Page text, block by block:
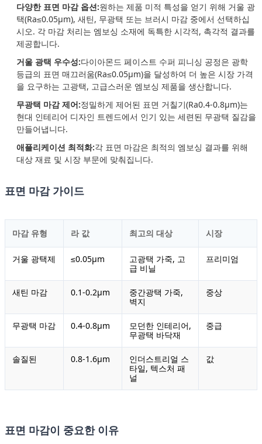
다양한 표면 마감 옵션:원하는 제품 미적 특성을 얻기 위해 거울 광
택(Ra≤0.05μm), 새틴, 무광택 또는 브러시 마감 중에서 선택하십
시오. 각 마감 처리는 엠보싱 소재에 독특한 시각적, 촉각적 결과를
제공합니다.
거울 광택 우수성:다이아몬드 페이스트 수퍼 피니싱 공정은 광학
등급의 표면 매끄러움(Ra≤0.05μm)을 달성하여 더 높은 시장 가격
을 요구하는 고광택, 고급스러운 엠보싱 제품을 생산합니다.
무광택 마감 제어:정밀하게 제어된 표면 거칠기(Ra0.4-0.8μm)는
현대 인테리어 디자인 트렌드에서 인기 있는 세련된 무광택 질감을
만들어냅니다.
애플리케이션 최적화:각 표면 마감은 최적의 엠보싱 결과를 위해
대상 재료 및 시장 부문에 맞춰집니다.
표면 마감 가이드
마감 유형 라 값 최고의 대상 시장
거울 광택제 ≤0.05μm
고광택 가죽, 고
급 비닐
프리미엄
새틴 마감 0.1-0.2μm
중간광택 가죽,
벽지
중상
무광택 마감 0.4-0.8μm
모던한 인테리어,
무광택 바닥재
중급
솔질된 0.8-1.6μm
인더스트리얼 스
타일, 텍스처 패
널
값
표면 마감이 중요한 이유